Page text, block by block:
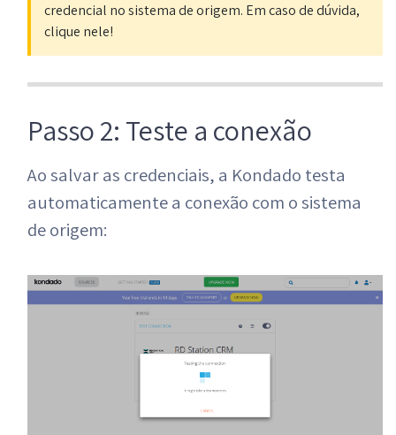
credencial no sistema de origem. Em caso de dúvida,
clique nele!
Passo 2: Teste a conexão
Ao salvar as credenciais, a Kondado testa
automaticamente a conexão com o sistema
de origem: